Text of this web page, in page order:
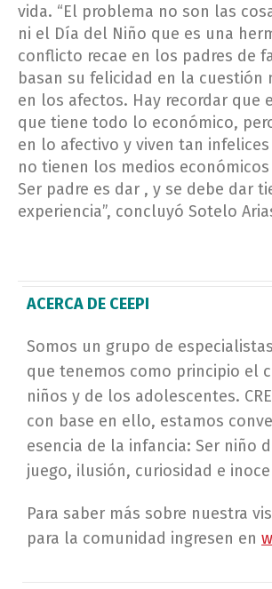
vida. “El problema no son las
ni el Día del Niño que es una
conflicto recae en los padres de
basan su felicidad en la cuestión
en los afectos. Hay recordar que
que tiene todo lo económico,
en lo afectivo y viven tan
no tienen los medios
Ser padre es dar , y se debe dar
experiencia”, concluyó Sotelo
ACERCA DE CEEPI
Somos un grupo de
que tenemos como principio el
niños y de los adolescentes.
con base en ello, estamos
esencia de la infancia: Ser niño
juego, ilusión, curiosidad e
Para saber más sobre nuestra
para la comunidad ingresen en